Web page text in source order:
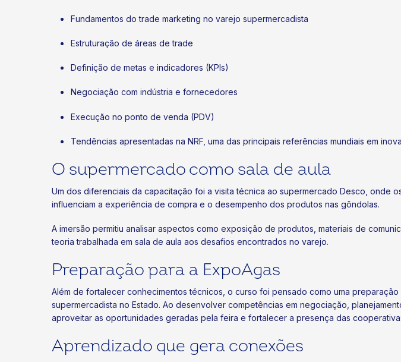
Fundamentos do trade marketing no varejo supermercadista
Estruturação de áreas de trade
Definição de metas e indicadores (KPIs)
Negociação com indústria e fornecedores
Execução no ponto de venda (PDV)
Tendências apresentadas na NRF, uma das principais referências mundiais em
O supermercado como sala de aula
Um dos diferenciais da capacitação foi a visita técnica ao supermercado Desco, onde
influenciam a experiência de compra e o desempenho dos produtos nas gôndolas.
A imersão permitiu analisar aspectos como exposição de produtos, materiais de
teoria trabalhada em sala de aula aos desafios encontrados no varejo.
Preparação para a ExpoAgas
Além de fortalecer conhecimentos técnicos, o curso foi pensado como uma preparação
supermercadista no Estado. Ao desenvolver competências em negociação,
aproveitar as oportunidades geradas pela feira e fortalecer a presença das
Aprendizado que gera conexões